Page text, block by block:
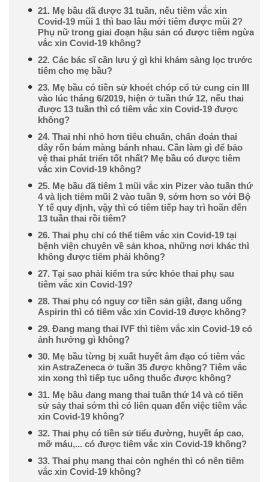
21. Mẹ bầu đã được 31 tuần, nếu tiêm vắc xin
Covid-19 mũi 1 thì bao lâu mới tiêm được mũi 2?
Phụ nữ trong giai đoạn hậu sản có được tiêm ngừa
vắc xin Covid-19 không?
22. Các bác sĩ cần lưu ý gì khi khám sàng lọc trước
tiêm cho mẹ bầu?
23. Mẹ bầu có tiền sử khoét chóp cổ tử cung cin III
vào lúc tháng 6/2019, hiện ở tuần thứ 12, nếu thai
được 13 tuần thì có tiêm vắc xin Covid-19 được
không?
24. Thai nhi nhỏ hơn tiêu chuẩn, chẩn đoán thai
dây rốn bám màng bánh nhau. Cần làm gì để bảo
vệ thai phát triển tốt nhất? Mẹ bầu có được tiêm
vắc xin Covid-19 không?
25. Mẹ bầu đã tiêm 1 mũi vắc xin Pizer vào tuần thứ
4 và lịch tiêm mũi 2 vào tuần 9, sớm hơn so với Bộ
Y tế quy định, vậy thì có tiêm tiếp hay trì hoãn đến
13 tuần thai rồi tiêm?
26. Thai phụ chỉ có thể tiêm vắc xin Covid-19 tại
bệnh viện chuyên về sản khoa, những nơi khác thì
không được tiêm phải không?
27. Tại sao phải kiểm tra sức khỏe thai phụ sau
tiêm vắc xin Covid-19?
28. Thai phụ có nguy cơ tiền sản giật, đang uống
Aspirin thì có tiêm vắc xin Covid-19 được không?
29. Đang mang thai IVF thì tiêm vắc xin Covid-19 có
ảnh hưởng gì không?
30. Mẹ bầu từng bị xuất huyết âm đạo có tiêm vắc
xin AstraZeneca ở tuần 35 được không? Tiêm vắc
xin xong thì tiếp tục uống thuốc được không?
31. Mẹ bầu đang mang thai tuần thứ 14 và có tiền
sử sảy thai sớm thì có liên quan đến việc tiêm vắc
xin Covid-19 không?
32. Thai phụ có tiền sử tiểu đường, huyết áp cao,
mỡ máu,... có được tiêm vắc xin Covid-19 không?
33. Thai phụ mang thai còn nghén thì có nên tiêm
vắc xin Covid-19 không?